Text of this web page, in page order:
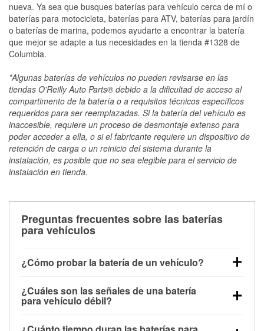
nueva. Ya sea que busques baterías para vehículo cerca de mí o
baterías para motocicleta, baterías para ATV, baterías para jardín
o baterías de marina, podemos ayudarte a encontrar la batería
que mejor se adapte a tus necesidades en la tienda #1328 de
Columbia.
*Algunas baterías de vehículos no pueden revisarse en las
tiendas O'Reilly Auto Parts® debido a la dificultad de acceso al
compartimento de la batería o a requisitos técnicos específicos
requeridos para ser reemplazadas. Si la batería del vehículo es
inaccesible, requiere un proceso de desmontaje extenso para
poder acceder a ella, o si el fabricante requiere un dispositivo de
retención de carga o un reinicio del sistema durante la
instalación, es posible que no sea elegible para el servicio de
instalación en tienda.
Preguntas frecuentes sobre las baterías
para vehículos
¿Cómo probar la batería de un vehículo?
maneras. El método más rápido es utilizar un
multímetro: con el vehículo apagado, conecta los
¿Cuáles son las señales de una batería
para vehículo débil?